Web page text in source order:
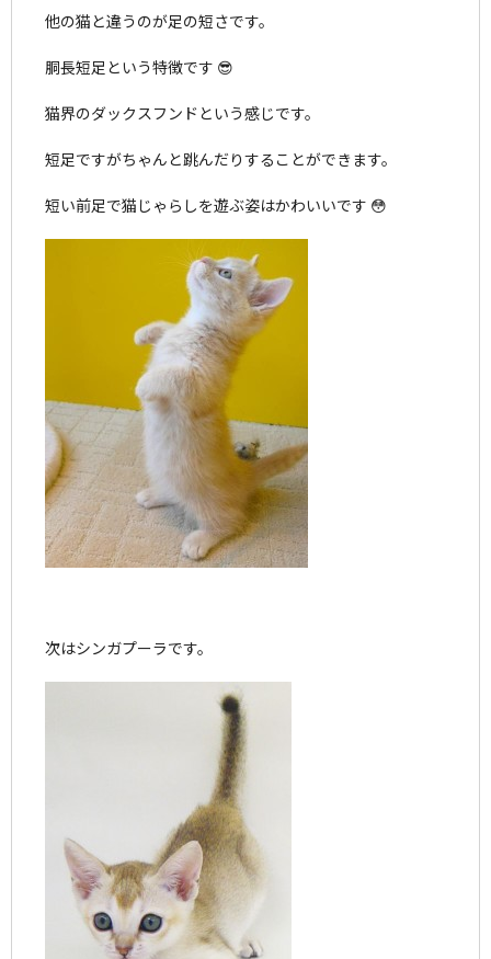
他の猫と違うのが足の短さです。
胴長短足という特徴です 😎
猫界のダックスフンドという感じです。
短足ですがちゃんと跳んだりすることができます。
短い前足で猫じゃらしを遊ぶ姿はかわいいです 😳
次はシンガプーラです。